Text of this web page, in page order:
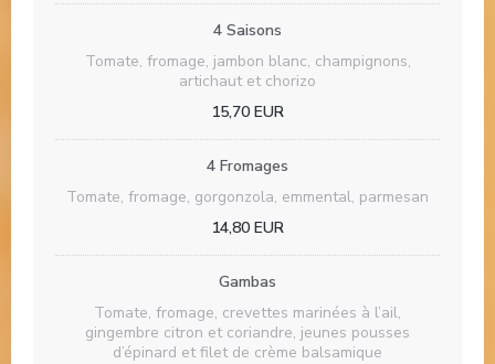
4 Saisons
Tomate, fromage, jambon blanc, champignons,
artichaut et chorizo
15,70 EUR
4 Fromages
Tomate, fromage, gorgonzola, emmental, parmesan
14,80 EUR
Gambas
Tomate, fromage, crevettes marinées à l’ail,
gingembre citron et coriandre, jeunes pousses
d’épinard et filet de crème balsamique